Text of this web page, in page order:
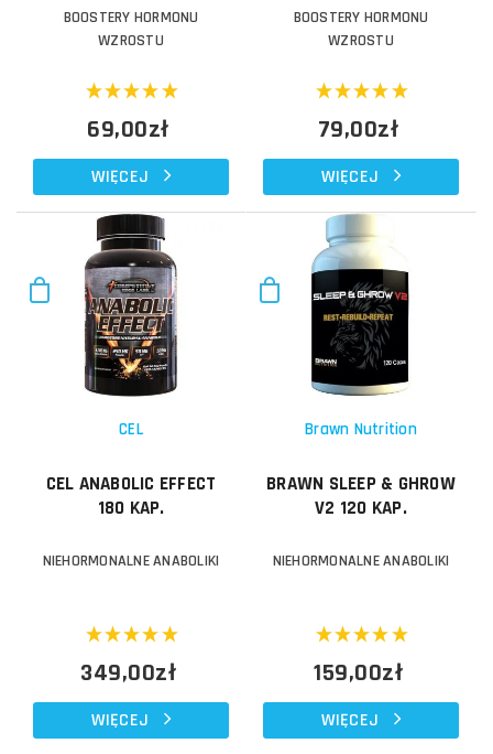
BOOSTERY HORMONU
WZROSTU
69,00zł
WIĘCEJ
BOOSTERY HORMONU
WZROSTU
79,00zł
WIĘCEJ
CEL
CEL ANABOLIC EFFECT
180 KAP.
NIEHORMONALNE ANABOLIKI
349,00zł
WIĘCEJ
Brawn Nutrition
BRAWN SLEEP & GHROW
V2 120 KAP.
NIEHORMONALNE ANABOLIKI
159,00zł
WIĘCEJ